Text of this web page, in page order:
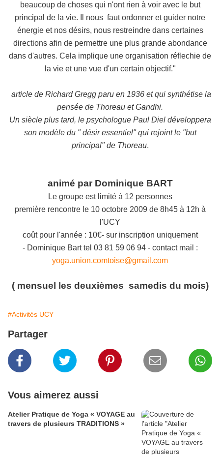
beaucoup de choses qui n'ont rien à voir avec le but
principal de la vie. Il nous faut ordonner et guider notre
énergie et nos désirs, nous restreindre dans certaines
directions afin de permettre une plus grande abondance
dans d'autres. Cela implique une organisation réflechie de
la vie et une vue d'un certain objectif."
article de Richard Gregg paru en 1936 et qui synthétise la
pensée de Thoreau et Gandhi.
Un siècle plus tard, le psychologue Paul Diel développera
son modèle du " désir essentiel" qui rejoint le "but
principal" de Thoreau.
animé par Dominique BART
Le groupe est limité à 12 personnes
première rencontre le 10 octobre 2009 de 8h45 à 12h à
l'UCY
coût pour l'année : 10€- sur inscription uniquement
- Dominique Bart tel 03 81 59 06 94 - contact mail :
yoga.union.comtoise@gmail.com
( mensuel les deuxièmes samedis du mois)
#Activités UCY
Partager
Vous aimerez aussi
Atelier Pratique de Yoga « VOYAGE au
travers de plusieurs TRADITIONS »